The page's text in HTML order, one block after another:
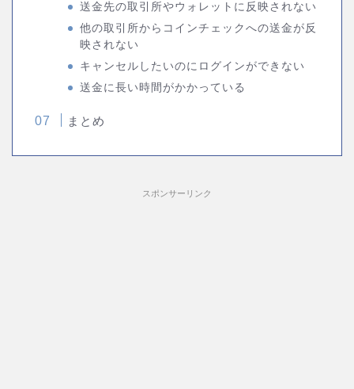
送金先の取引所やウォレットに反映されない
他の取引所からコインチェックへの送金が反
映されない
キャンセルしたいのにログインができない
送金に長い時間がかかっている
まとめ
スポンサーリンク